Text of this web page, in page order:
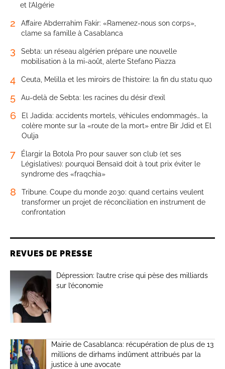
et l’Algérie
2
Affaire Abderrahim Fakir: «Ramenez-nous son corps»,
clame sa famille à Casablanca
3
Sebta: un réseau algérien prépare une nouvelle
mobilisation à la mi-août, alerte Stefano Piazza
4 Ceuta, Melilla et les miroirs de l’histoire: la fin du statu quo
5 Au-delà de Sebta: les racines du désir d’exil
6
El Jadida: accidents mortels, véhicules endommagés… la
colère monte sur la «route de la mort» entre Bir Jdid et El
Oulja
7
Élargir la Botola Pro pour sauver son club (et ses
Législatives): pourquoi Bensaïd doit à tout prix éviter le
syndrome des «fraqchia»
8
Tribune. Coupe du monde 2030: quand certains veulent
transformer un projet de réconciliation en instrument de
confrontation
REVUES DE PRESSE
Dépression: l’autre crise qui pèse des milliards
sur l’économie
Mairie de Casablanca: récupération de plus de 13
millions de dirhams indûment attribués par la
justice à une avocate